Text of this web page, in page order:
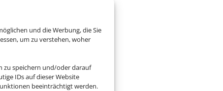
und die Werbung, die Sie
um zu verstehen, woher
zu speichern und/oder darauf
IDs auf dieser Website
beeinträchtigt werden.